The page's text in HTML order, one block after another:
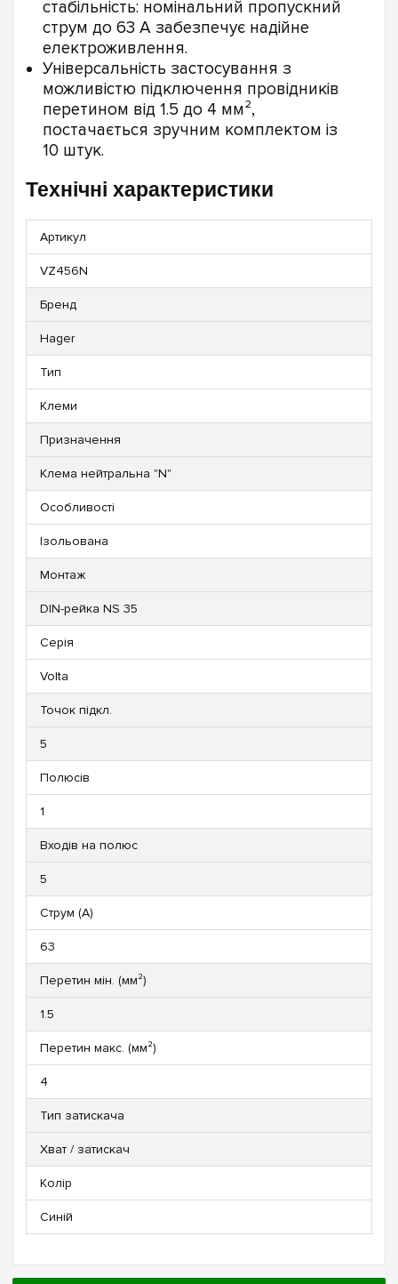
стабільність: номінальний пропускний
струм до 63 А забезпечує надійне
електроживлення.
Універсальність застосування з
можливістю підключення провідників
перетином від 1.5 до 4 мм²,
постачається зручним комплектом із
10 штук.
Технічні характеристики
Артикул
VZ456N
Бренд
Hager
Тип
Клеми
Призначення
Клема нейтральна "N"
Особливості
Ізольована
Монтаж
DIN-рейка NS 35
Серія
Volta
Точок підкл.
5
Полюсів
1
Входів на полюс
5
Струм (А)
63
Перетин мін. (мм²)
1.5
Перетин макс. (мм²)
4
Тип затискача
Хват / затискач
Колір
Синій